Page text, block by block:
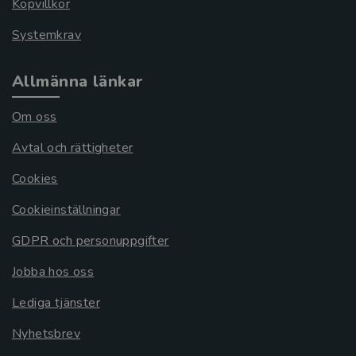
Köpvillkor
Systemkrav
Allmänna länkar
Om oss
Avtal och rättigheter
Cookies
Cookieinställningar
GDPR och personuppgifter
Jobba hos oss
Lediga tjänster
Nyhetsbrev